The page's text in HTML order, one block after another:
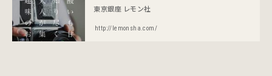
東京銀座 レモン社
http://lemonsha.com/